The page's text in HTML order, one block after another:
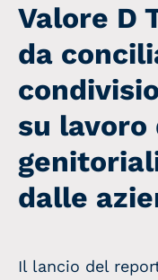
Valore D
da
su lavoro
dalle
Il lancio del